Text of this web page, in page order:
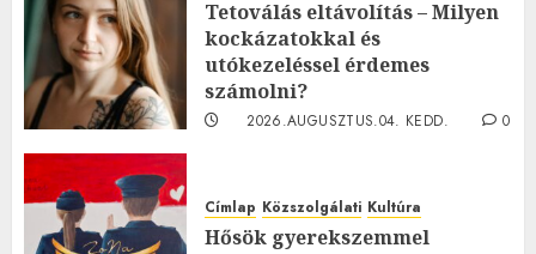
Tetoválás eltávolítás – Milyen
kockázatokkal és
utókezeléssel érdemes
számolni?
2026.AUGUSZTUS.04. KEDD.
0
Címlap Közszolgálati Kultúra
Hősök gyerekszemmel